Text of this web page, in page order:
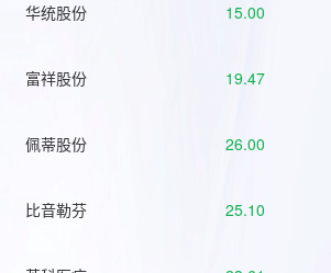
华统股份 15.00
富祥股份 19.47
佩蒂股份 26.00
比音勒芬 25.10